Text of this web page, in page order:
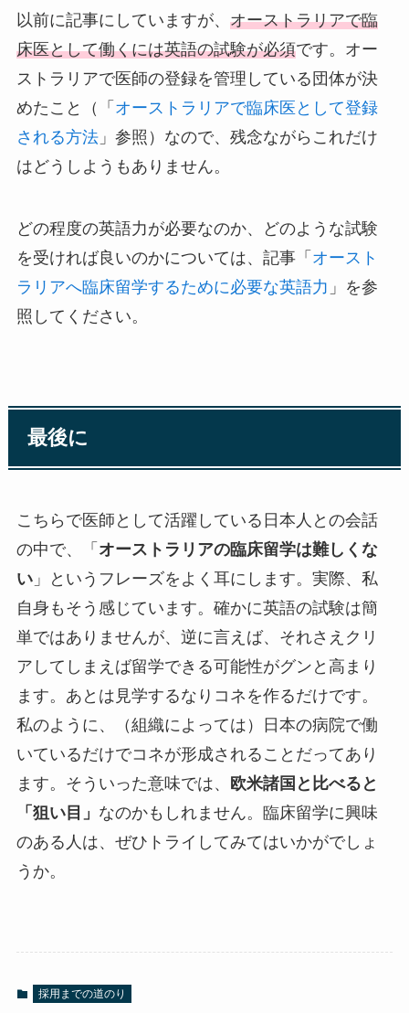
以前に記事にしていますが、 オーストラリアで臨
床医として働くには英語の試験が必須です。オー
ストラリアで医師の登録を管理している団体が決
めたこと（「 オーストラリアで臨床医として登録
される方法」参照）なので、残念ながらこれだけ
はどうしようもありません。
どの程度の英語力が必要なのか、どのような試験
を受ければ良いのかについては、記事「 オースト
ラリアへ臨床留学するために必要な英語力 」を参
照してください。
最後に
こちらで医師として活躍している日本人との会話
の中で、「 オーストラリアの臨床留学は難しくな
い」というフレーズをよく耳にします。実際、私
自身もそう感じています。確かに英語の試験は簡
単ではありませんが、逆に言えば、それさえクリ
アしてしまえば留学できる可能性がグンと高まり
ます。あとは見学するなりコネを作るだけです。
私のように、（組織によっては）日本の病院で働
いているだけでコネが形成されることだってあり
ます。そういった意味では、 欧米諸国と比べると
「狙い目」 なのかもしれません。臨床留学に興味
のある人は、ぜひトライしてみてはいかがでしょ
うか。
採用までの道のり